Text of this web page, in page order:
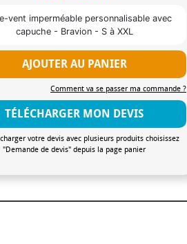
vent imperméable personnalisable avec
capuche - Bravion - S à XXL
AJOUTER AU PANIER
Comment va se passer ma commande ?
TÉLÉCHARGER MON DEVIS
votre devis avec plusieurs produits choisissez
"Demande de devis" depuis la page panier